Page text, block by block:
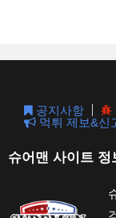
공지사항
먹튀 제보&신
슈어맨 사이트 정